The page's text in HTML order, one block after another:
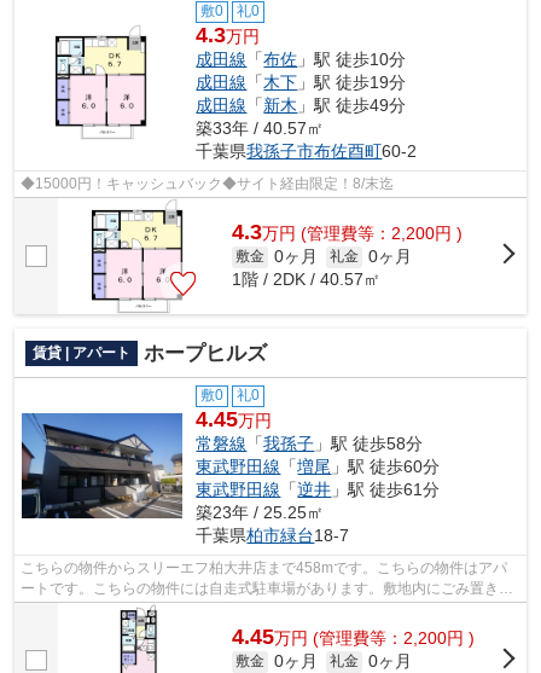
敷0 礼0
4.3万円
成田線 「布佐 」駅 徒歩10分
成田線 「木下 」駅 徒歩19分
成田線 「新木 」駅 徒歩49分
築33年 / 40.57㎡
千葉県我孫子市布佐酉町60-2
◆15000円！キャッシュバック◆サイト経由限定！8/末迄
4.3万円 (管理費等：2,200円 )
敷金 0ヶ月 礼金 0ヶ月
1階 / 2DK / 40.57㎡
賃貸 | アパート ホープヒルズ
敷0 礼0
4.45万円
常磐線 「我孫子 」駅 徒歩58分
東武野田線 「増尾 」駅 徒歩60分
東武野田線 「逆井 」駅 徒歩61分
築23年 / 25.25㎡
千葉県柏市緑台18-7
こちらの物件からスリーエフ柏大井店まで458mです。こちらの物件はアパ
ートです。こちらの物件には自走式駐車場があります。敷地内にごみ置き場
のあるアパートです。物件数豊富なアパ...
4.45万円 (管理費等：2,200円 )
敷金 0ヶ月 礼金 0ヶ月